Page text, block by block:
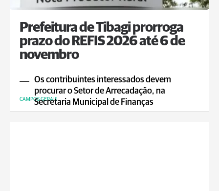
Prefeitura de Tibagi prorroga
prazo do REFIS 2026 até 6 de
novembro
Os contribuintes interessados devem
procurar o Setor de Arrecadação, na
Secretaria Municipal de Finanças
CAMPOS GERAIS